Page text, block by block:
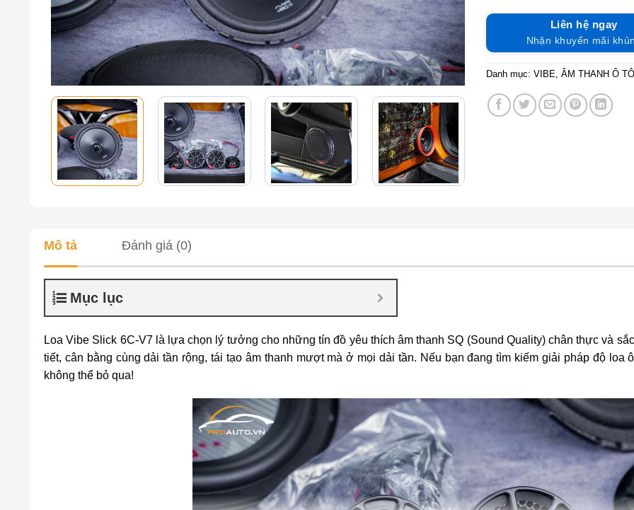
Liên hệ ngay
Nhận khuyến mãi
Danh mục: VIBE ÂM THANH Ô TÔ
Mô tả Đánh giá (0)
Mục lục
Loa Vibe Slick 6C-V7là lựa chọn lý tưởng cho những tín đồ yêu thích âm thanh SQ (Sound Quality) chân thực và
tiết, cân bằng cùng dải tần rộng, tái tạo âm thanh mượt mà ở mọi dải tần. Nếu bạn đang tìm kiếm giải pháp độ
không thể bỏ qua!